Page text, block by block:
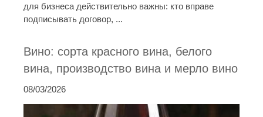
для бизнеса действительно важны: кто вправе
подписывать договор, ...
Вино: сорта красного вина, белого
вина, производство вина и мерло вино
08/03/2026